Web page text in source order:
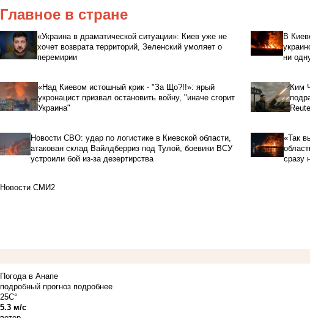
Главное в стране
«Украина в драматической ситуации»: Киев уже не
хочет возврата территорий, Зеленский умоляет о
перемирии
В
ни
«Над Киевом истошный крик - "За Що?!!»: ярый
укронацист призвал остановить войну, "иначе сгорит
Украина"
Ким
Новости СВО: удар по логистике в Киевской области,
атакован склад Вайлдберриз под Тулой, боевики ВСУ
устроили бой из-за дезертирства
«Так
сразу
Новости СМИ2
Погода в Анапе
подробный прогноз подробнее
25C°
5.3 м/с